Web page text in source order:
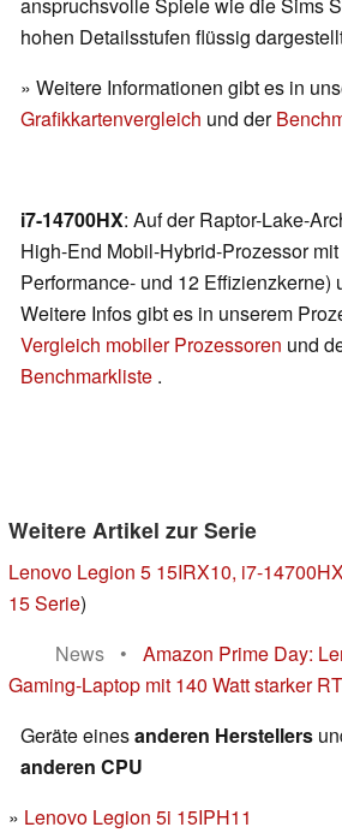
hohen Detailsstufen flüssig
» Weitere Informationen gibt es in
Grafikkartenvergleich und der
i7-14700HX: Auf der Raptor-Lake-
High-End Mobil-Hybrid-Prozessor
Performance- und 12 Effizienzkerne)
Weitere Infos gibt es in unserem
Vergleich mobiler Prozessoren und
Benchmarkliste .
Weitere Artikel zur Serie
Lenovo Legion 5 15IRX10, i7-
15 Serie)
News
•
Amazon Prime Day:
Gaming-Laptop mit 140 Watt starker
Geräte einesanderen Herstellers
anderen CPU
Lenovo Legion 5i 15IPH11